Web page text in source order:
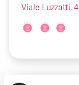
Viale Luzzatti,